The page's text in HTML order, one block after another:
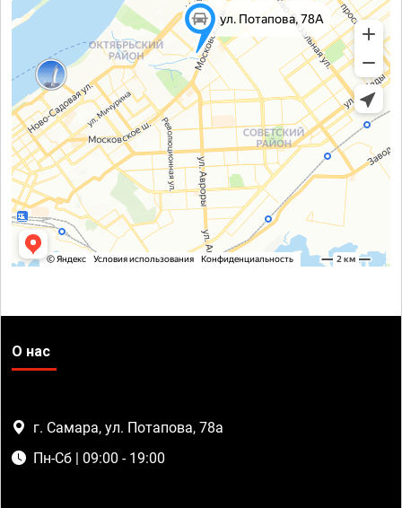
О нас
г. Самара, ул. Потапова, 78а
Пн-Сб | 09:00 - 19:00